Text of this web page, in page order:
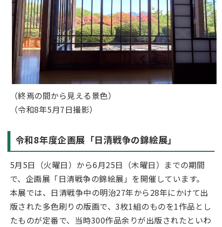
（終焉の間から見える景色）
（令和8年5月7日撮影）
令和8年度企画展「日清戦争の錦絵展」
5月5日（火曜日）から6月25日（木曜日）までの期間
で、企画展「日清戦争の錦絵展」を開催しています。
本展では、日清戦争中の明治27年から28年にかけて出
版された多色刷りの版画で、3枚1組のものを1作品とし
たものが定番で、当時300作品余りが出版されたといわ